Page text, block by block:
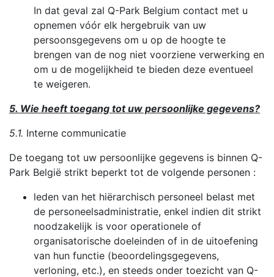
In dat geval zal Q-Park Belgium contact met u
opnemen vóór elk hergebruik van uw
persoonsgegevens om u op de hoogte te
brengen van de nog niet voorziene verwerking en
om u de mogelijkheid te bieden deze eventueel
te weigeren.
5. Wie heeft toegang tot uw persoonlijke gegevens?
5.1. Interne communicatie
De toegang tot uw persoonlijke gegevens is binnen Q-
Park België strikt beperkt tot de volgende personen :
leden van het hiërarchisch personeel belast met
de personeelsadministratie, enkel indien dit strikt
noodzakelijk is voor operationele of
organisatorische doeleinden of in de uitoefening
van hun functie (beoordelingsgegevens,
verloning, etc.), en steeds onder toezicht van Q-